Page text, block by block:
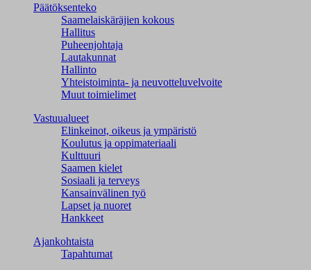
Päätöksenteko
Saamelaiskäräjien kokous
Hallitus
Puheenjohtaja
Lautakunnat
Hallinto
Yhteistoiminta- ja neuvotteluvelvoite
Muut toimielimet
Vastuualueet
Elinkeinot, oikeus ja ympäristö
Koulutus ja oppimateriaali
Kulttuuri
Saamen kielet
Sosiaali ja terveys
Kansainvälinen työ
Lapset ja nuoret
Hankkeet
Ajankohtaista
Tapahtumat